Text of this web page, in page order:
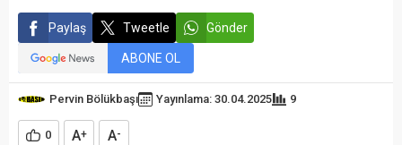
Paylaş Tweetle Gönder
ABONE OL
Pervin Bölükbaşı Yayınlama: 30.04.2025 9
0 A+ A-